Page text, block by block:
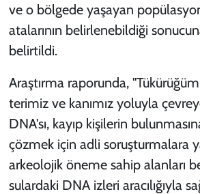
ve o bölgede yaşayan
atalarının belirlenebildiği
belirtildi.
Araştırma raporunda,
terimiz ve kanımız yoluyla
DNA'sı, kayıp kişilerin
çözmek için adli soruşturmalara
arkeolojik öneme sahip alanları
sulardaki DNA izleri aracılığıyla